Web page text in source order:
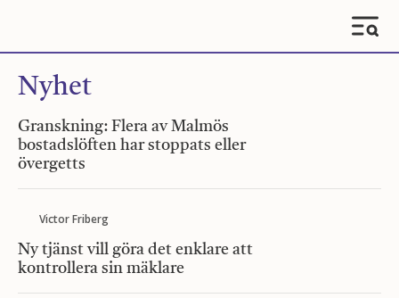
Nyhet
Granskning: Flera av Malmös
bostadslöften har stoppats eller
övergetts
Victor Friberg
Ny tjänst vill göra det enklare att
kontrollera sin mäklare